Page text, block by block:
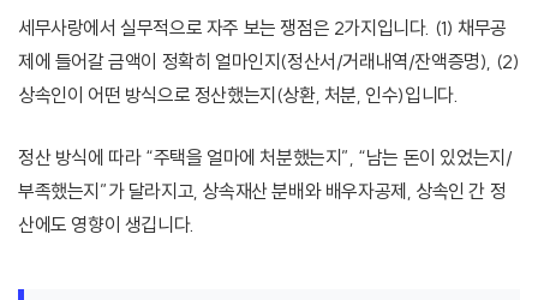
세무사랑에서 실무적으로 자주 보는 쟁점은 2가지입니다. (1) 채무공
제에 들어갈 금액이 정확히 얼마인지(정산서/거래내역/잔액증명), (2)
상속인이 어떤 방식으로 정산했는지(상환, 처분, 인수)입니다.
정산 방식에 따라 “주택을 얼마에 처분했는지”, “남는 돈이 있었는지/
부족했는지”가 달라지고, 상속재산 분배와 배우자공제, 상속인 간 정
산에도 영향이 생깁니다.